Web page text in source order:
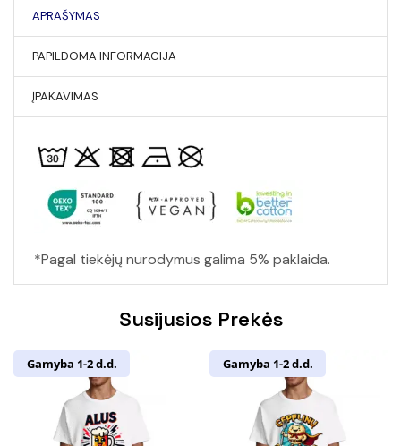
APRAŠYMAS
PAPILDOMA INFORMACIJA
ĮPAKAVIMAS
*Pagal tiekėjų nurodymus galima 5% paklaida.
Susijusios Prekės
Gamyba 1-2 d.d. Gamyba 1-2 d.d.